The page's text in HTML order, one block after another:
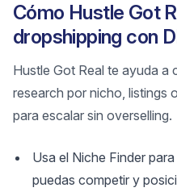
Cómo Hustle Got
dropshipping con
Hustle Got Real te ayuda a
research por nicho, listings
para escalar sin overselling.
Usa el Niche Finder
puedas competir y